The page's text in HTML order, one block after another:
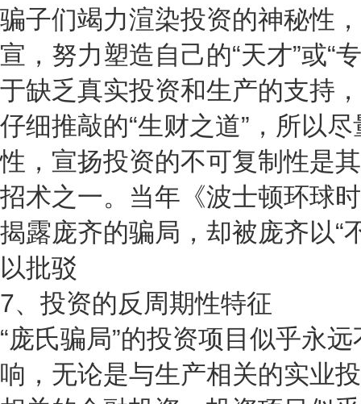
骗子们竭力渲染投资的神秘性
宣，努力塑造自己的“天才”或“
于缺乏真实投资和生产的支持
仔细推敲的“生财之道”，所以
性，宣扬投资的不可复制性是
招术之一。当年《波士顿环球
揭露庞齐的骗局，却被庞齐以“
以批驳
7、投资的反周期性特征
“庞氏骗局”的投资项目似乎永
响，无论是与生产相关的实业